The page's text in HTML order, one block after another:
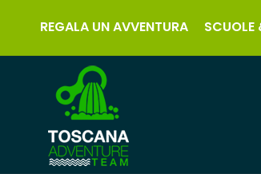
REGALA UN AVVENTURA